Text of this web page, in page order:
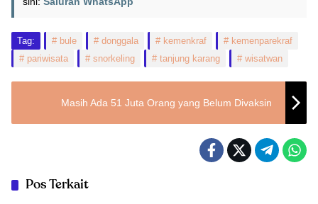
Tag: bule donggala kemenkraf
kemenparekraf
pariwisata
snorkeling tanjung karang wisatwan
Masih Ada 51 Juta Orang yang Belum Divaksin
Pos Terkait
Donggala